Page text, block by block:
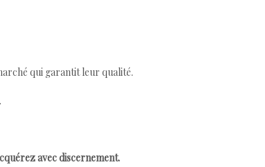
qui garantit leur qualité.
avec discernement.